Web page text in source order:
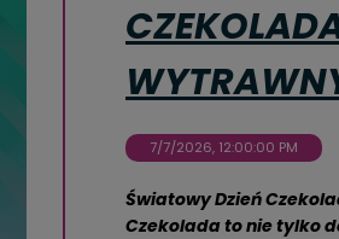
7/7/2026, 12:00:00 PM
Światowy Dzień
Czekolada to nie tylko